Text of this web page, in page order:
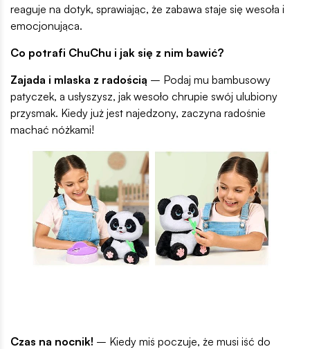
reaguje na dotyk, sprawiając, że zabawa staje się wesoła i
emocjonująca.
Co potrafi ChuChu i jak się z nim bawić?
Zajada i mlaska z radością – Podaj mu bambusowy
patyczek, a usłyszysz, jak wesoło chrupie swój ulubiony
przysmak. Kiedy już jest najedzony, zaczyna radośnie
machać nóżkami!
Czas na nocnik! – Kiedy miś poczuje, że musi iść do